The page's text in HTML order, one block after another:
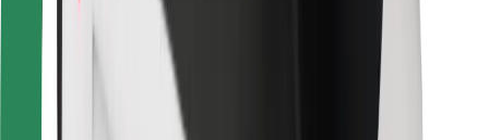
Za vlasnike flota
Za restorane
Bolt for Business